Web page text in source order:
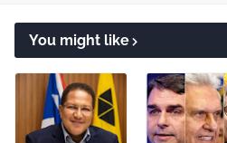
You might like